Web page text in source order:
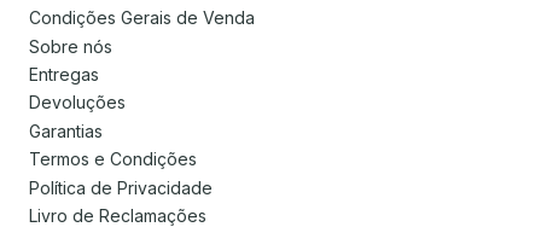
Condições Gerais de Venda
Sobre nós
Entregas
Devoluções
Garantias
Termos e Condições
Política de Privacidade
Livro de Reclamações